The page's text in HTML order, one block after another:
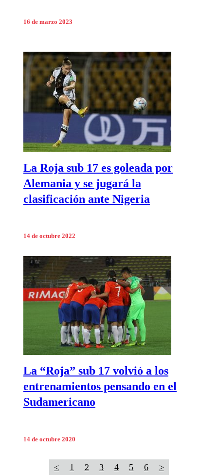
16 de marzo 2023
La Roja sub 17 es goleada por
Alemania y se jugará la
clasificación ante Nigeria
14 de octubre 2022
La “Roja” sub 17 volvió a los
entrenamientos pensando en el
Sudamericano
14 de octubre 2020
< 1 2 3 4 5 6 >